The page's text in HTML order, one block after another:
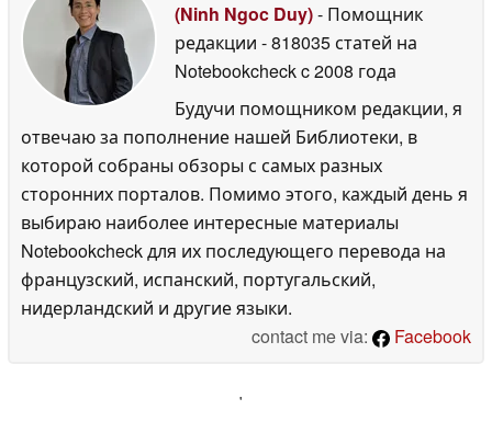
(Ninh Ngoc Duy)- Помощник
редакции - 818035 статей на
Notebookcheckc 2008 года
Будучи помощником редакции, я
отвечаю за пополнение нашей Библиотеки, в
которой собраны обзоры с самых разных
сторонних порталов. Помимо этого, каждый день я
выбираю наиболее интересные материалы
Notebookcheck для их последующего перевода на
французский, испанский, португальский,
нидерландский и другие языки.
contact me via:
Facebook
'